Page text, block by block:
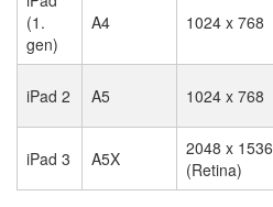
(1.
gen)
A4 1024 x 768
iPad 2 A5 1024 x 768
iPad 3 A5X
2048 x 1536
(Retina)